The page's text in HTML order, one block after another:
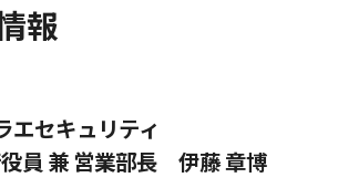
報
エセキュリティ
員 兼 営業部長 伊藤 章博